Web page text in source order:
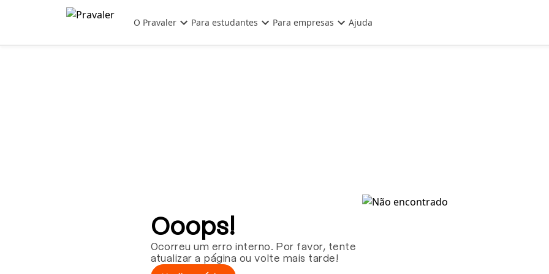
Pular para o conteúdo principal
O Pravaler Para estudantes Para empresas Ajuda
Ooops!
Ocorreu um erro interno. Por favor, tente
atualizar a página ou volte mais tarde!